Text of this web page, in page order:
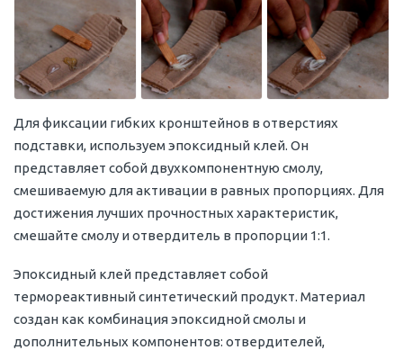
Для фиксации гибких кронштейнов в отверстиях
подставки, используем эпоксидный клей. Он
представляет собой двухкомпонентную смолу,
смешиваемую для активации в равных пропорциях. Для
достижения лучших прочностных характеристик,
смешайте смолу и отвердитель в пропорции 1:1.
Эпоксидный клей представляет собой
термореактивный синтетический продукт. Материал
создан как комбинация эпоксидной смолы и
дополнительных компонентов: отвердителей,